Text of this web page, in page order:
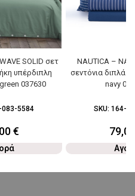
SOLID σετ
υπέρδιπλη
037630
083-5584
€
NAUTICA –
σεντόνια διπλά
navy
SKU: 164-